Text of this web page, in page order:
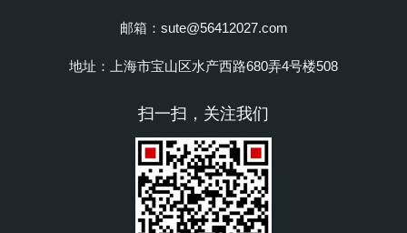
邮箱：sute@56412027.com
地址：上海市宝山区水产西路680弄4号楼508
扫一扫，关注我们